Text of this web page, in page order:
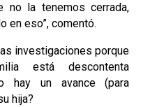
no la tenemos cerrada,
en eso”, comentó.
investigaciones porque
está descontenta
hay un avance (para
hija?